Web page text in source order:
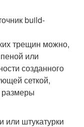
build-
трещин можно,
или
созданного
сеткой,
или штукатурки